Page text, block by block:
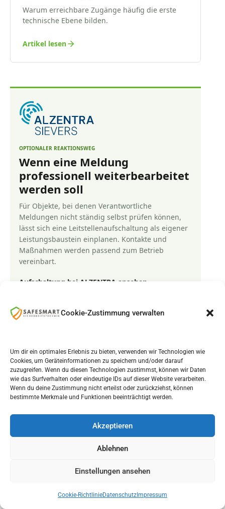
Cookie-Zustimmung verwalten
Um dir ein optimales Erlebnis zu bieten, verwenden wir Technologien wie
Cookies, um Geräteinformationen zu speichern und/oder darauf
zuzugreifen. Wenn du diesen Technologien zustimmst, können wir Daten
wie das Surfverhalten oder eindeutige IDs auf dieser Website verarbeiten.
Wenn du deine Zustimmung nicht erteilst oder zurückziehst, können
bestimmte Merkmale und Funktionen beeinträchtigt werden.
Akzeptieren
Ablehnen
Einstellungen ansehen
Cookie-RichtlinieDatenschutz Impressum
Warum erreichbare Zugänge häufig die erste
technische Ebene bilden.
Artikel lesen
OPTIONALER REAKTIONSWEG
Wenn eine Meldung
professionell weiterbearbeitet
werden soll
Für Objekte, bei denen Verantwortliche
Meldungen nicht ständig selbst prüfen können,
lässt sich eine Leitstellenaufschaltung als eigener
Leistungsbaustein einplanen. Kontakte und
Maßnahmen werden passend zum Betrieb
vereinbart.
Aufschaltung bei ALZENTRA ansehen
PERSÖNLICH. VERSTÄNDLICH. FACHGERECHT.
Alarmanlage Dortmund
planen verlässlich
vorbereiten
kurze Beschreibung. Sie erhalten eine
persönliche erste Einordnung durch Safesmart.
Eigene MonteureAnrufen Analyse